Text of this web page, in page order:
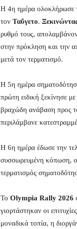
Η 4η ημέρα ολοκλήρωσε
τον Ταΰγετο.
ρυθμό τους,
στην πρόκληση και την
μετά τον τερματισμό.
Η 5η ημέρα
πρώτη ειδική ξεκίνησε
βραχώδη ανάβαση προς
περιλάμβανε
Η 6η ημέρα έδωσε την
συσσωρευμένη κόπωση,
τερματισμός
Το Olympia Rally 2026
γιορτάστηκαν οι
μοναδικά τοπία, η